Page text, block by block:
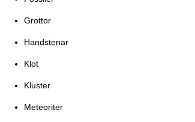
Grottor
Handstenar
Klot
Kluster
Meteoriter